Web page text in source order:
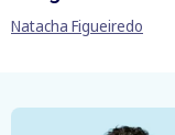
Natacha Figueiredo